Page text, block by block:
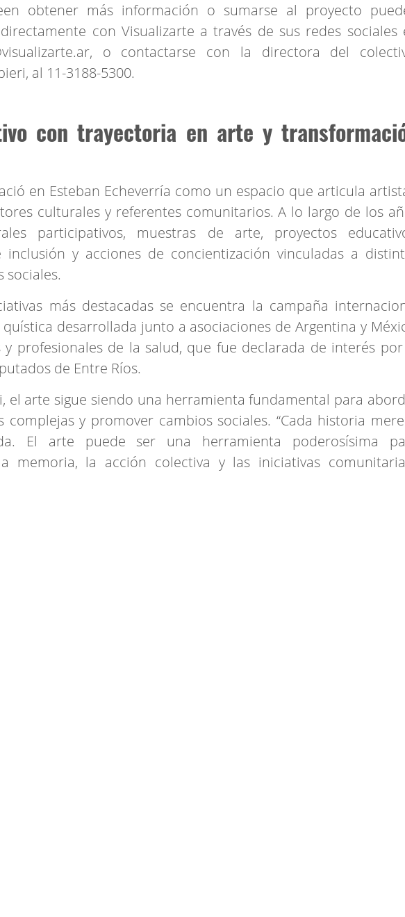
obtener más información o sumarse al proyecto
con Visualizarte a través de sus redes sociales
o contactarse con la directora del
al 11-3188-5300.
con trayectoria en arte y
en Esteban Echeverría como un espacio que articula
culturales y referentes comunitarios. A lo largo de los
participativos, muestras de arte, proyectos
inclusión y acciones de concientización vinculadas a
sociales.
más destacadas se encuentra la campaña
desarrollada junto a asociaciones de Argentina y
y profesionales de la salud, que fue declarada de interés
de Entre Ríos.
el arte sigue siendo una herramienta fundamental para
complejas y promover cambios sociales. “Cada historia
El arte puede ser una herramienta poderosísima
memoria, la acción colectiva y las iniciativas